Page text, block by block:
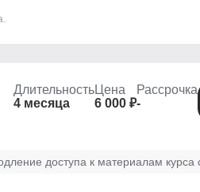
Длительность
4 месяца
Цена
6 000 ₽
Рассрочка
-
доступа к материалам курса